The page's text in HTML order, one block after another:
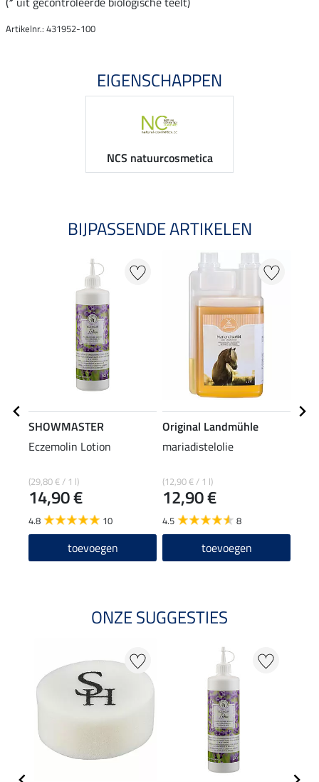
Artikelnr.: 431952-100
EIGENSCHAPPEN
NCS natuurcosmetica
BIJPASSENDE ARTIKELEN
SHOWMASTER
Eczemolin Lotion
(29,80 € / 1 l)
14,90 €
4.8 10
toevoegen
Original Landmühle
mariadistelolie
(12,90 € / 1 l)
12,90 €
4.5 8
toevoegen
ONZE SUGGESTIES